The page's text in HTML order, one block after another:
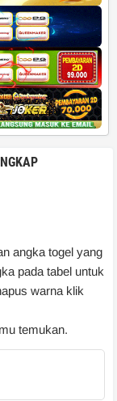
angka togel yang
pada tabel untuk
warna klik
temukan.